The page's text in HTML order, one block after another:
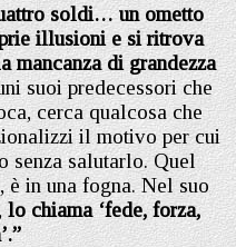
soldi… un ometto
illusioni e si ritrova
mancanza di grandezza
suoi predecessori che
cerca qualcosa che
il motivo per cui
senza salutarlo. Quel
è in una fogna. Nel suo
lo chiama ‘fede, forza,